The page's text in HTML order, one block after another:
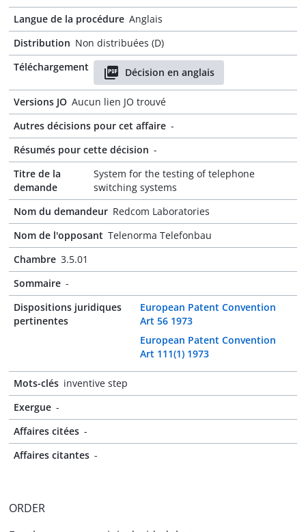
Langue de la procédure Anglais
Distribution Non distribuées (D)
Téléchargement
Décision en anglais
Versions JO Aucun lien JO trouvé
Autres décisions pour cet affaire -
Résumés pour cette décision -
Titre de la
demande
System for the testing of telephone
switching systems
Nom du demandeur Redcom Laboratories
Nom de l'opposant Telenorma Telefonbau
Chambre 3.5.01
Sommaire -
Dispositions juridiques
pertinentes
European Patent Convention
Art 56 1973
European Patent Convention
Art 111(1) 1973
Mots-clés inventive step
Exergue -
Affaires citées -
Affaires citantes -
ORDER